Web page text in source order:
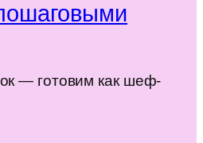
— готовим как шеф-